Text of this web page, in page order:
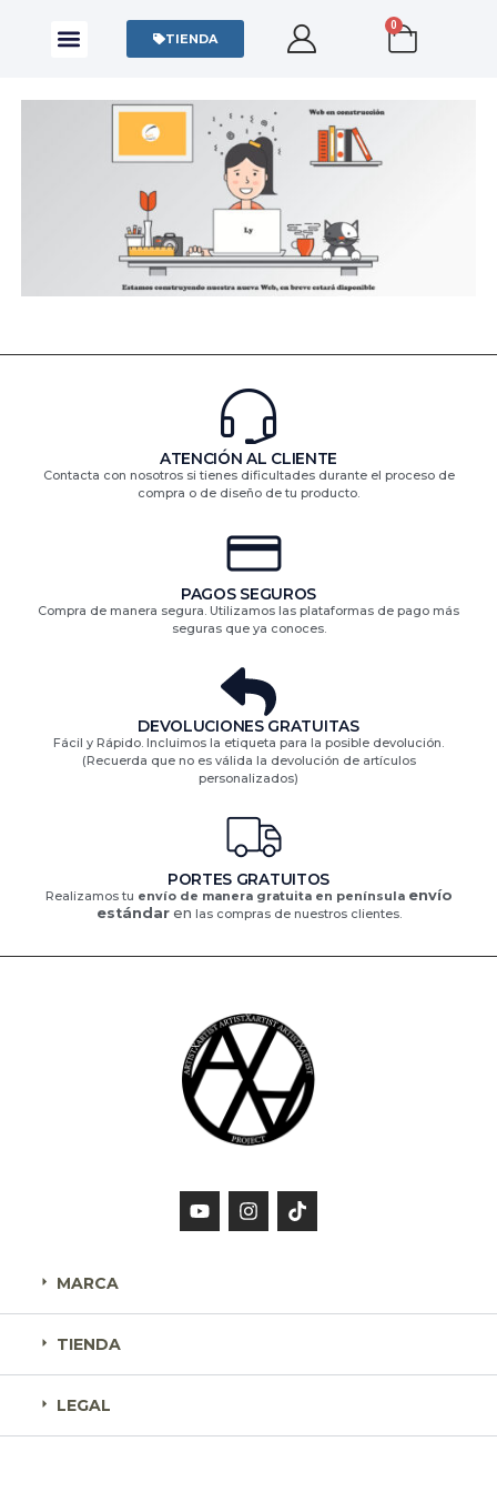
TIENDA
0
ATENCIÓN AL CLIENTE
Contacta con nosotros si tienes dificultades durante el proceso de
compra o de diseño de tu producto.
PAGOS SEGUROS
Compra de manera segura. Utilizamos las plataformas de pago más
seguras que ya conoces.
DEVOLUCIONES GRATUITAS​
Fácil y Rápido. Incluimos la etiqueta para la posible devolución.
(Recuerda que no es válida la devolución de artículos
personalizados)​
PORTES GRATUITOS
Realizamos tu envío de manera gratuita en península envío
estándaren las compras de nuestros clientes.
MARCA
TIENDA
LEGAL